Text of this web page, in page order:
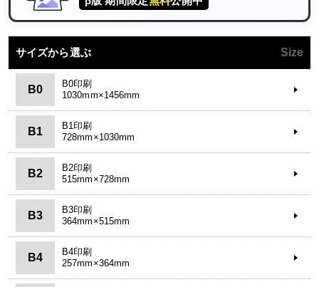
サイズから選ぶ Size
B0
B0印刷
1030mm×1456mm
B1
B1印刷
728mm×1030mm
B2
B2印刷
515mm×728mm
B3
B3印刷
364mm×515mm
B4
B4印刷
257mm×364mm